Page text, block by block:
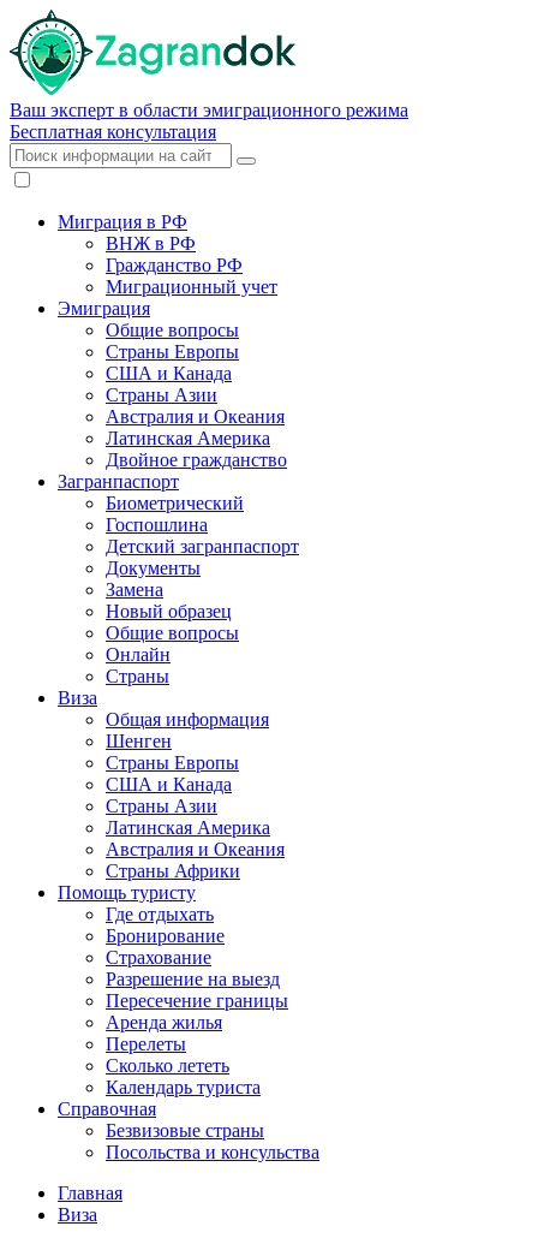
Ваш эксперт в области эмиграционного режима
Бесплатная консультация
Миграция в РФ
ВНЖ в РФ
Гражданство РФ
Миграционный учет
Эмиграция
Общие вопросы
Страны Европы
США и Канада
Страны Азии
Австралия и Океания
Латинская Америка
Двойное гражданство
Загранпаспорт
Биометрический
Госпошлина
Детский загранпаспорт
Документы
Замена
Новый образец
Общие вопросы
Онлайн
Страны
Виза
Общая информация
Шенген
Страны Европы
США и Канада
Страны Азии
Латинская Америка
Австралия и Океания
Страны Африки
Помощь туристу
Где отдыхать
Бронирование
Страхование
Разрешение на выезд
Пересечение границы
Аренда жилья
Перелеты
Сколько лететь
Календарь туриста
Справочная
Безвизовые страны
Посольства и консульства
Главная
Виза